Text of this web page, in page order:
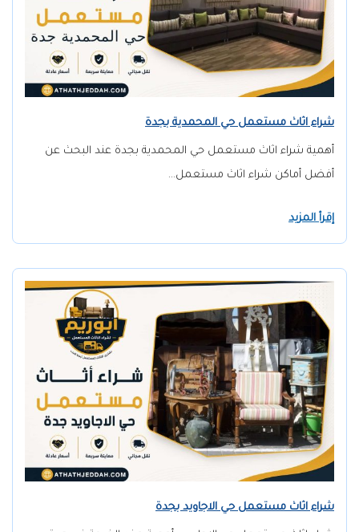
شراء اثاث مستعمل حي المحمدية بجدة
أهمية شراء اثاث مستعمل حي المحمدية بجدة عند البحث عن
أفضل أماكن شراء اثاث مستعمل…
إقرأ المزيد
شراء اثاث مستعمل حي الاجاويد بجدة